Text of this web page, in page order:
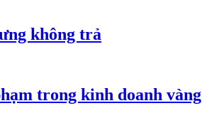
không trả
trong kinh doanh vàng